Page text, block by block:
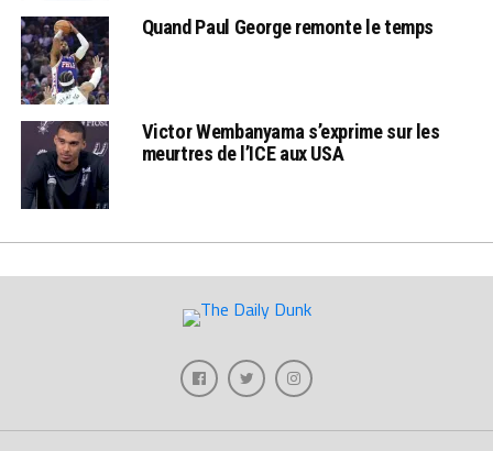
Quand Paul George remonte le temps
Victor Wembanyama s’exprime sur les
meurtres de l’ICE aux USA